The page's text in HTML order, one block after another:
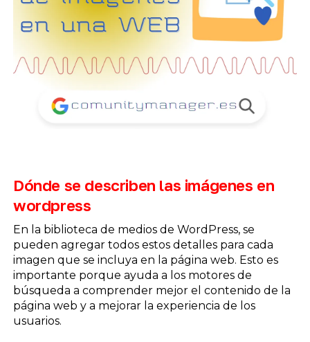
Dónde se describen las imágenes en
wordpress
En la biblioteca de medios de WordPress, se
pueden agregar todos estos detalles para cada
imagen que se incluya en la página web. Esto es
importante porque ayuda a los motores de
búsqueda a comprender mejor el contenido de la
página web y a mejorar la experiencia de los
usuarios.